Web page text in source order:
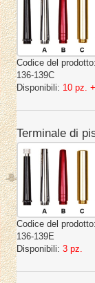
Codice del prodotto:
136-139C
Disponibili: 10 pz. +
Terminale di
Codice del prodotto:
136-139E
Disponibili: 3 pz.